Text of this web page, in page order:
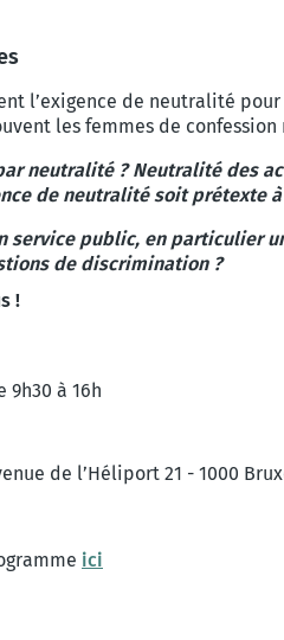
l’exigence de neutralité
les femmes de confession
neutralité ? Neutralité des
de neutralité soit prétexte
service public, en particulier
de discrimination ?
!
9h30 à 16h
de l’Héliport 21 - 1000
ici